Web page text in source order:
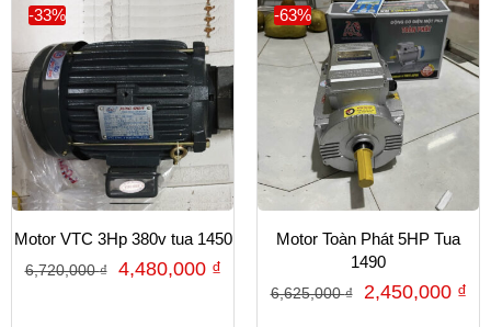
-33%
Motor VTC 3Hp 380v tua 1450
6,720,000₫ 4,480,000 ₫
-63%
Motor Toàn Phát 5HP Tua
1490
6,625,000₫ 2,450,000 ₫